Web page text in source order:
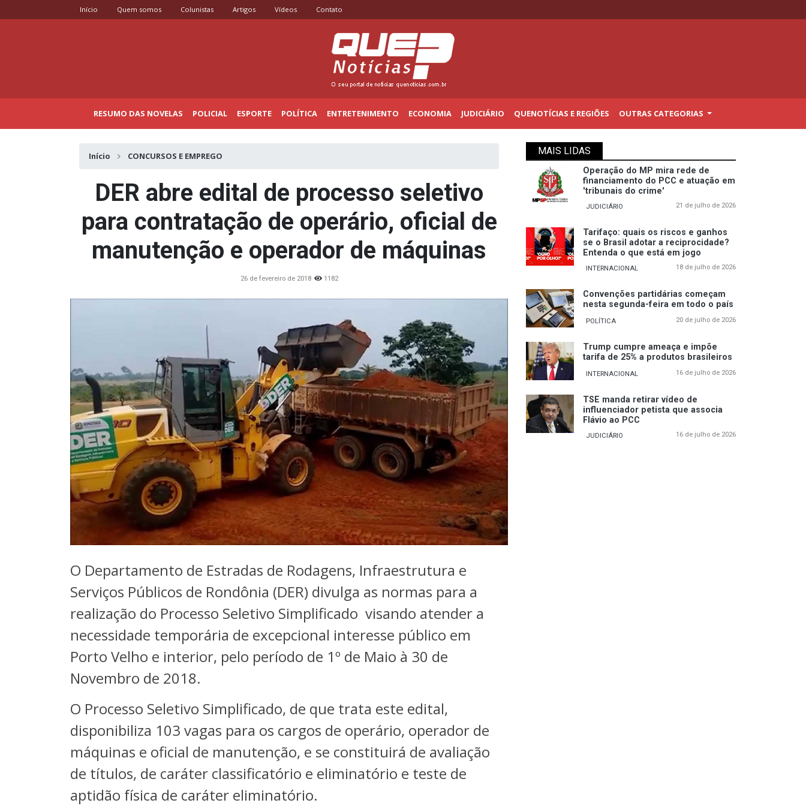
Início Quem somos Colunistas Artigos Vídeos Contato
RESUMO DAS NOVELAS POLICIAL ESPORTE POLÍTICA ENTRETENIMENTO ECONOMIA JUDICIÁRIO QUENOTÍCIAS E REGIÕES OUTRAS CATEGORIAS
Início CONCURSOS E EMPREGO
DER abre edital de processo seletivo
para contratação de operário, oficial de
manutenção e operador de máquinas
26 de fevereiro de 2018 1182
O Departamento de Estradas de Rodagens, Infraestrutura e
Serviços Públicos de Rondônia (DER) divulga as normas para a
realização do Processo Seletivo Simplificado visando atender a
necessidade temporária de excepcional interesse público em
Porto Velho e interior, pelo período de 1º de Maio à 30 de
Novembro de 2018.
O Processo Seletivo Simplificado, de que trata este edital,
disponibiliza 103 vagas para os cargos de operário, operador de
máquinas e oficial de manutenção, e se constituirá de avaliação
de títulos, de caráter classificatório e eliminatório e teste de
aptidão física de caráter eliminatório.
MAIS LIDAS
Operação do MP mira rede de
financiamento do PCC e atuação em
'tribunais do crime'
JUDICIÁRIO 21 de julho de 2026
Tarifaço: quais os riscos e ganhos
se o Brasil adotar a reciprocidade?
Entenda o que está em jogo
INTERNACIONAL 18 de julho de 2026
Convenções partidárias começam
nesta segunda-feira em todo o país
POLÍTICA 20 de julho de 2026
Trump cumpre ameaça e impõe
tarifa de 25% a produtos brasileiros
INTERNACIONAL 16 de julho de 2026
TSE manda retirar vídeo de
influenciador petista que associa
Flávio ao PCC
JUDICIÁRIO 16 de julho de 2026